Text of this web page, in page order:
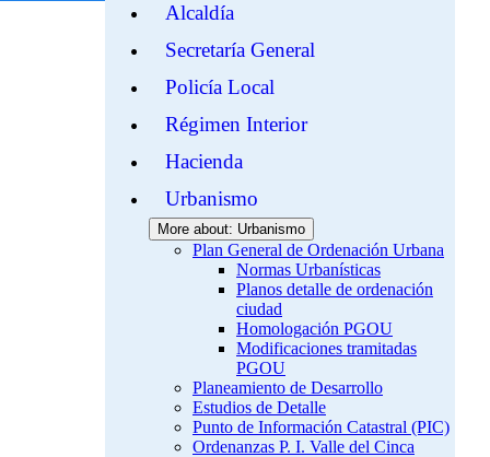
Alcaldía
Secretaría General
Policía Local
Régimen Interior
Hacienda
Urbanismo
More about: Urbanismo
Plan General de Ordenación Urbana
Normas Urbanísticas
Planos detalle de ordenación
ciudad
Homologación PGOU
Modificaciones tramitadas
PGOU
Planeamiento de Desarrollo
Estudios de Detalle
Punto de Información Catastral (PIC)
Ordenanzas P. I. Valle del Cinca